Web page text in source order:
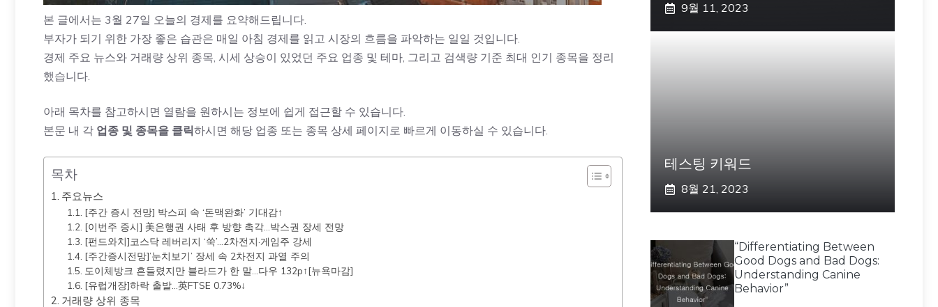
본 글에서는 3월 27일 오늘의 경제를 요약해드립니다.
부자가 되기 위한 가장 좋은 습관은 매일 아침 경제를 읽고 시장의 흐름을 파악하는 일일 것입니다.
경제 주요 뉴스와 거래량 상위 종목, 시세 상승이 있었던 주요 업종 및 테마, 그리고 검색량 기준 최대 인기 종목을 정리
했습니다.
아래 목차를 참고하시면 열람을 원하시는 정보에 쉽게 접근할 수 있습니다.
본문 내 각 업종 및 종목을 클릭하시면 해당 업종 또는 종목 상세 페이지로 빠르게 이동하실 수 있습니다.
목차
주요뉴스
[주간 증시 전망] 박스피 속 ‘돈맥완화’ 기대감↑
[이번주 증시] 美은행권 사태 후 방향 촉각…박스권 장세 전망
[펀드와치]코스닥 레버리지 ‘쑥’…2차전지·게임주 강세
[주간증시전망]’눈치보기’ 장세 속 2차전지 과열 주의
도이체방크 흔들렸지만 블라드가 한 말…다우 132p↑[뉴욕마감]
[유럽개장]하락 출발…英FTSE 0.73%↓
거래량 상위 종목
9월 11, 2023
테스팅 키워드
8월 21, 2023
“Differentiating Between
Good Dogs and Bad Dogs:
Understanding Canine
Behavior”